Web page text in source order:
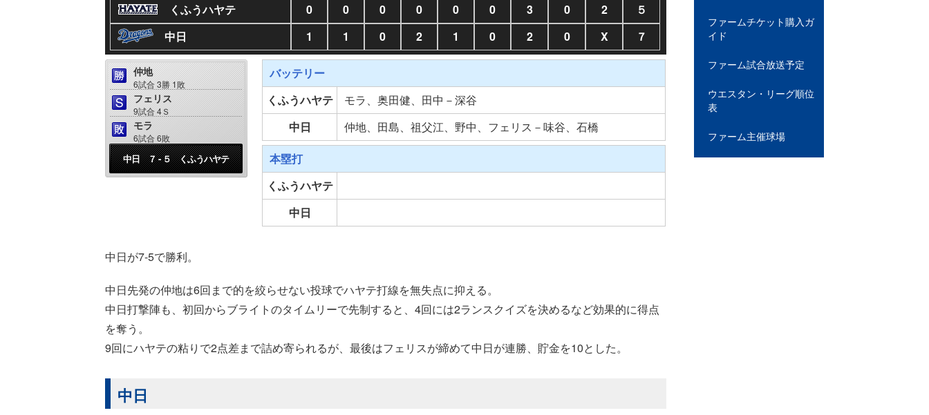
くふうハヤテ
0 0 0 0 0 0 3 0 2
５
中日
1 1 0 2 1 0 2 0 X ７
仲地
6試合 3勝 1敗
フェリス
9試合 4Ｓ
モラ
6試合 6敗
中日 ７ - ５ くふうハヤテ
バッテリー
くふうハヤテ
モラ、奥田健、田中－深谷
中日
仲地、田島、祖父江、野中、フェリス－味谷、石橋
本塁打
くふうハヤテ
中日
中日が7-5で勝利。
中日先発の仲地は6回まで的を絞らせない投球でハヤテ打線を無失点に抑える。
中日打撃陣も、初回からブライトのタイムリーで先制すると、4回には2ランスクイズを決めるなど効果的に得点
を奪う。
9回にハヤテの粘りで2点差まで詰め寄られるが、最後はフェリスが締めて中日が連勝、貯金を10とした。
中日
ファームチケット購入ガ
イド
ファーム試合放送予定
ウエスタン・リーグ順位
表
ファーム主催球場